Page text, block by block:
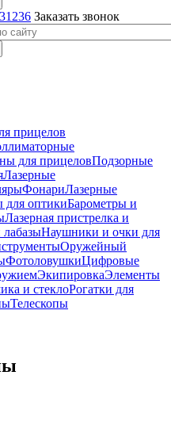
Заказать звонок
прицелов
для прицеловПодзорные
Лазерные
ФонариЛазерные
для оптикиБарометры и
Лазерная пристрелка и
Наушники и очки для
Оружейный
ФотоловушкиЦифровые
ЭкипировкаЭлементы
и стеклоРогатки для
Телескопы